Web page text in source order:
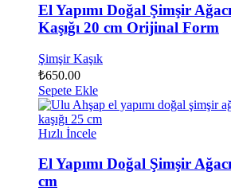
El Yapımı Doğal Şimşir
Kaşığı 20 cm Orijinal Form
Şimşir Kaşık
₺650.00
Sepete Ekle
Hızlı İncele
El Yapımı Doğal Şimşir
cm